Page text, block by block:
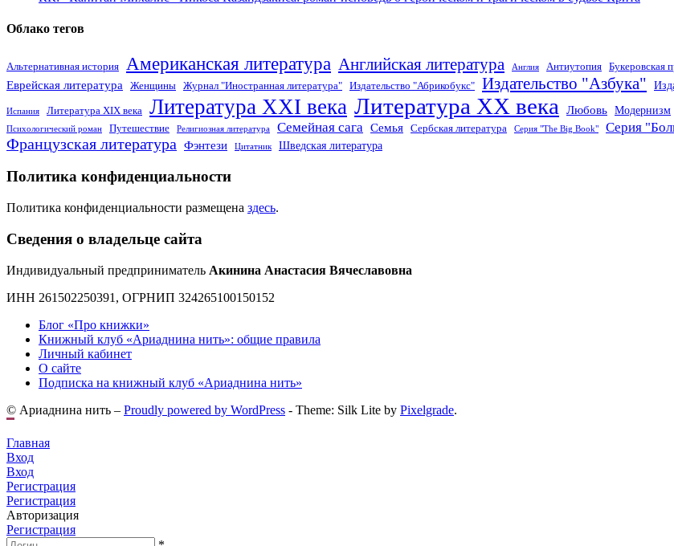
Облако тегов
Альтернативная история Американская литература Английская литература Англия Антиутопия Букеровская
Еврейская литература Женщины Журнал "Иностранная литература" Издательство "Абрикобукс" Издательство "Азбука"
Испания Литература XIX века Литература XXI века Литература XX века Любовь Модернизм
Психологический роман Путешествие Религиозная литература Семейная сага Семья Сербская литература Серия "The Big Book" Серия
Французская литература Фэнтези Цитатник Шведская литература
Политика конфиденциальности
Политика конфиденциальности размещена здесь.
Сведения о владельце сайта
Индивидуальный предприниматель Акинина Анастасия Вячеславовна
ИНН 261502250391, ОГРНИП 324265100150152
Блог «Про книжки»
Книжный клуб «Ариаднина нить»: общие правила
Личный кабинет
О сайте
Подписка на книжный клуб «Ариаднина нить»
© Ариаднина нить – Proudly powered by WordPress - Theme: Silk Lite by Pixelgrade.
Главная
Вход
Вход
Регистрация
Регистрация
Авторизация
Регистрация